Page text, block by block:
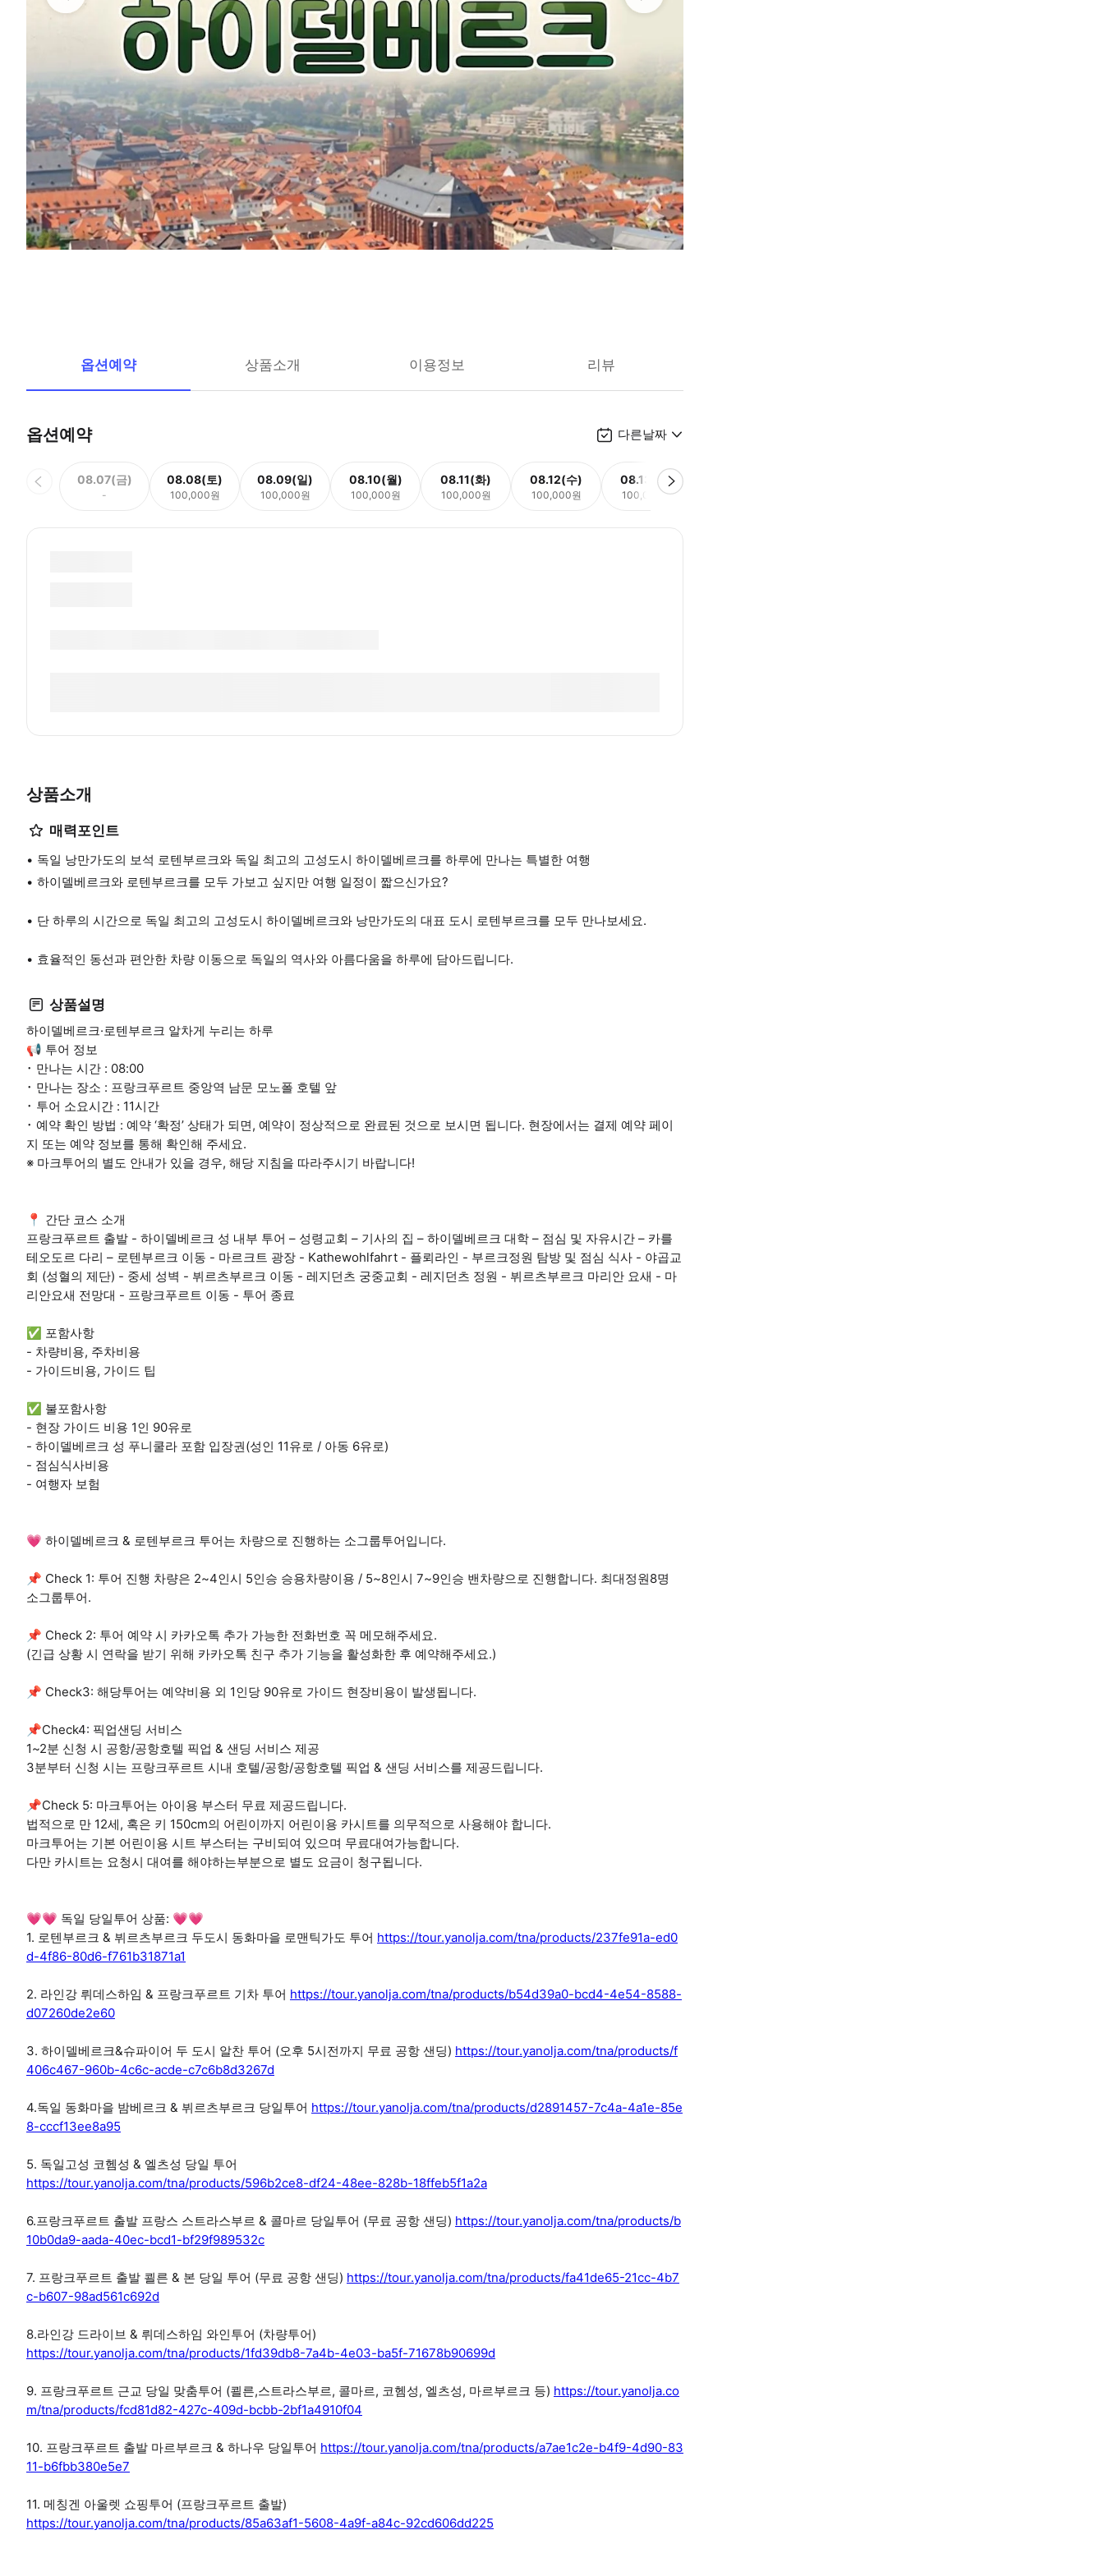
옵션예약 상품소개 이용정보 리뷰
옵션예약 다른날짜
08.07(금)
-
08.08(토)
100,000원
08.09(일)
100,000원
08.10(월)
100,000원
08.11(화)
100,000원
08.12(수)
100,000원
08.13(목)
100,000원
상품소개
매력포인트
독일 낭만가도의 보석 로텐부르크와 독일 최고의 고성도시 하이델베르크를 하루에 만나는 특별한 여행
하이델베르크와 로텐부르크를 모두 가보고 싶지만 여행 일정이 짧으신가요?
단 하루의 시간으로 독일 최고의 고성도시 하이델베르크와 낭만가도의 대표 도시 로텐부르크를 모두 만나보세요.
효율적인 동선과 편안한 차량 이동으로 독일의 역사와 아름다움을 하루에 담아드립니다.
상품설명
하이델베르크·로텐부르크 알차게 누리는 하루
📢 투어 정보
･ 만나는 시간 : 08:00
･ 만나는 장소 : 프랑크푸르트 중앙역 남문 모노폴 호텔 앞
･ 투어 소요시간 : 11시간
･ 예약 확인 방법 : 예약 ‘확정’ 상태가 되면, 예약이 정상적으로 완료된 것으로 보시면 됩니다. 현장에서는 결제 예약 페이
지 또는 예약 정보를 통해 확인해 주세요.
※ 마크투어의 별도 안내가 있을 경우, 해당 지침을 따라주시기 바랍니다!
📍 간단 코스 소개
프랑크푸르트 출발 - 하이델베르크 성 내부 투어 – 성령교회 – 기사의 집 – 하이델베르크 대학 – 점심 및 자유시간 – 카를
테오도르 다리 – 로텐부르크 이동 - 마르크트 광장 - Kathewohlfahrt - 플뢰라인 - 부르크정원 탐방 및 점심 식사 - 야곱교
회 (성혈의 제단) - 중세 성벽 - 뷔르츠부르크 이동 - 레지던츠 궁중교회 - 레지던츠 정원 - 뷔르츠부르크 마리안 요새 - 마
리안요새 전망대 - 프랑크푸르트 이동 - 투어 종료
✅ 포함사항
- 차량비용, 주차비용
- 가이드비용, 가이드 팁
✅ 불포함사항
- 현장 가이드 비용 1인 90유로
- 하이델베르크 성 푸니쿨라 포함 입장권(성인 11유로 / 아동 6유로)
- 점심식사비용
- 여행자 보험
💗 하이델베르크 & 로텐부르크 투어는 차량으로 진행하는 소그룹투어입니다.
📌 Check 1: 투어 진행 차량은 2~4인시 5인승 승용차량이용 / 5~8인시 7~9인승 밴차량으로 진행합니다. 최대정원8명
소그룹투어.
📌 Check 2: 투어 예약 시 카카오톡 추가 가능한 전화번호 꼭 메모해주세요.
(긴급 상황 시 연락을 받기 위해 카카오톡 친구 추가 기능을 활성화한 후 예약해주세요.)
📌 Check3: 해당투어는 예약비용 외 1인당 90유로 가이드 현장비용이 발생됩니다.
📌Check4: 픽업샌딩 서비스
1~2분 신청 시 공항/공항호텔 픽업 & 샌딩 서비스 제공
3분부터 신청 시는 프랑크푸르트 시내 호텔/공항/공항호텔 픽업 & 샌딩 서비스를 제공드립니다.
📌Check 5: 마크투어는 아이용 부스터 무료 제공드립니다.
법적으로 만 12세, 혹은 키 150cm의 어린이까지 어린이용 카시트를 의무적으로 사용해야 합니다.
마크투어는 기본 어린이용 시트 부스터는 구비되여 있으며 무료대여가능합니다.
다만 카시트는 요청시 대여를 해야하는부분으로 별도 요금이 청구됩니다.
💗💗 독일 당일투어 상품: 💗💗
1. 로텐부르크 & 뷔르츠부르크 두도시 동화마을 로맨틱가도 투어 https://tour.yanolja.com/tna/products/237fe91a-ed0
d-4f86-80d6-f761b31871a1
2. 라인강 뤼데스하임 & 프랑크푸르트 기차 투어 https://tour.yanolja.com/tna/products/b54d39a0-bcd4-4e54-8588-
d07260de2e60
3. 하이델베르크&슈파이어 두 도시 알찬 투어 (오후 5시전까지 무료 공항 샌딩) https://tour.yanolja.com/tna/products/f
406c467-960b-4c6c-acde-c7c6b8d3267d
4.독일 동화마을 밤베르크 & 뷔르츠부르크 당일투어 https://tour.yanolja.com/tna/products/d2891457-7c4a-4a1e-85e
8-cccf13ee8a95
5. 독일고성 코헴성 & 엘츠성 당일 투어
https://tour.yanolja.com/tna/products/596b2ce8-df24-48ee-828b-18ffeb5f1a2a
6.프랑크푸르트 출발 프랑스 스트라스부르 & 콜마르 당일투어 (무료 공항 샌딩) https://tour.yanolja.com/tna/products/b
10b0da9-aada-40ec-bcd1-bf29f989532c
7. 프랑크푸르트 출발 쾰른 & 본 당일 투어 (무료 공항 샌딩) https://tour.yanolja.com/tna/products/fa41de65-21cc-4b7
c-b607-98ad561c692d
8.라인강 드라이브 & 뤼데스하임 와인투어 (차량투어)
https://tour.yanolja.com/tna/products/1fd39db8-7a4b-4e03-ba5f-71678b90699d
9. 프랑크푸르트 근교 당일 맞춤투어 (쾰른,스트라스부르, 콜마르, 코헴성, 엘츠성, 마르부르크 등) https://tour.yanolja.co
m/tna/products/fcd81d82-427c-409d-bcbb-2bf1a4910f04
10. 프랑크푸르트 출발 마르부르크 & 하나우 당일투어 https://tour.yanolja.com/tna/products/a7ae1c2e-b4f9-4d90-83
11-b6fbb380e5e7
11. 메칭겐 아울렛 쇼핑투어 (프랑크푸르트 출발)
https://tour.yanolja.com/tna/products/85a63af1-5608-4a9f-a84c-92cd606dd225